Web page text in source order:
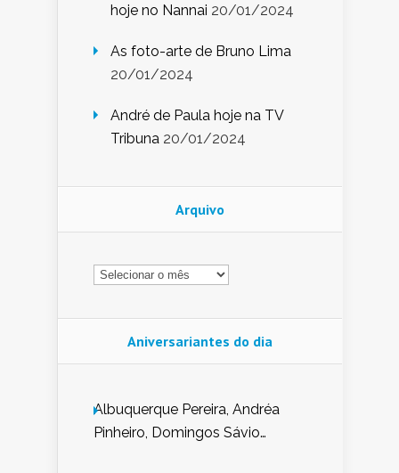
hoje no Nannai 20/01/2024
As foto-arte de Bruno Lima
20/01/2024
André de Paula hoje na TV
Tribuna 20/01/2024
Arquivo
Arquivo
Aniversariantes do dia
Albuquerque Pereira, Andréa
Pinheiro, Domingos Sávio